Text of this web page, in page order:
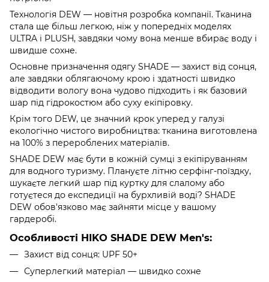
Технологія DEW — новітня розробка компанії. Тканина
стала ще більш легкою, ніж у попередніх моделях
ULTRA і PLUSH, завдяки чому вона менше вбирає воду і
швидше сохне.
Основне призначення одягу SHADE — захист від сонця,
але завдяки облягаючому крою і здатності швидко
відводити вологу вона чудово підходить і як базовий
шар під гідрокостюм або суху екіпіровку.
Крім того DEW, це значний крок уперед у галузі
екологічно чистого виробництва: тканина виготовлена
на 100% з перероблених матеріалів.
SHADE DEW має бути в кожній сумці з екіпіруванням
для водного туризму. Плануєте літню серфінг-поїздку,
шукаєте легкий шар під куртку для слалому або
готуєтеся до експедиції на бурхливій воді? SHADE
DEW обов'язково має зайняти місце у вашому
гардеробі.
Особливості HIKO SHADE DEW Men's:
Захист від сонця: UPF 50+
Суперлегкий матеріал — швидко сохне